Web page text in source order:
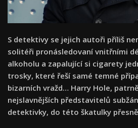
S detektivy se jejich autoři příliš
solitéři pronásledovaní vnitřními
alkoholu a zapalující si cigarety
trosky, které řeší samé temné
bizarních vražd… Harry Hole,
nejslavnějších představitelů
detektivky, do této škatulky